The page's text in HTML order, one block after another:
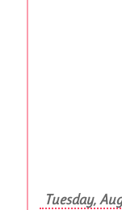
Tuesday,